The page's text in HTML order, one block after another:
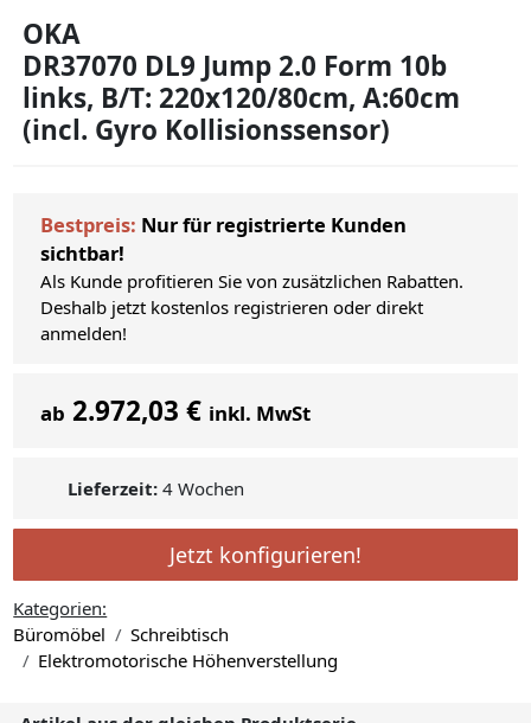
OKA
DR37070 DL9 Jump 2.0 Form 10b
links, B/T: 220x120/80cm, A:60cm
(incl. Gyro Kollisionssensor)
Bestpreis: Nur für registrierte Kunden
sichtbar!
Als Kunde profitieren Sie von zusätzlichen Rabatten.
Deshalb jetzt kostenlos registrieren oder direkt
anmelden!
ab 2.972,03 € inkl. MwSt
Lieferzeit: 4 Wochen
Jetzt konfigurieren!
Kategorien:
Büromöbel
Schreibtisch
Elektromotorische Höhenverstellung